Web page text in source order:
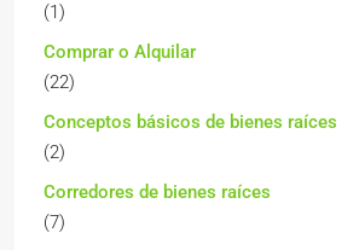
(1)
Comprar o Alquilar
(22)
Conceptos básicos de bienes raíces
(2)
Corredores de bienes raíces
(7)